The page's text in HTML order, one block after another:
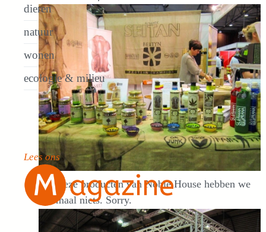
Met deze producten van Noble House hebben we
helemaal niets. Sorry.
dieren
natuur
wonen
ecologie & milieu
Lees ons